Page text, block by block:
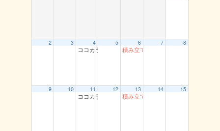
2 3 4
ココカラ運動教室（龍鳳閣）
5 6
積み立て貯筋運動（とまり）
7 8
9 10 11
ココカラ運動教室（龍鳳閣）
12 13
積み立て貯筋運動（とまり）
14 15